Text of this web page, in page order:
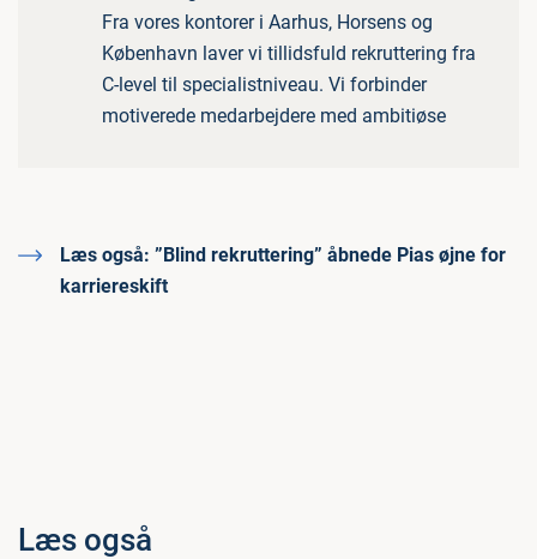
Fra vores kontorer i Aarhus, Horsens og
København laver vi tillidsfuld rekruttering fra
C-level til specialistniveau. Vi forbinder
motiverede medarbejdere med ambitiøse
Læs også: ”Blind rekruttering” åbnede Pias øjne for
karriereskift
Læs også